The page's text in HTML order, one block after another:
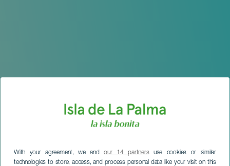
With your agreement, we andour 14 partnersuse cookies or similar
technologies to store, access, and process personal data like your visit on this